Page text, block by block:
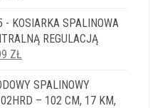
ZŁ.
WYNOSI:
4999,99 ZŁ.
KOSIARKA SPALINOWA
REGULACJĄ
ZŁ.
ZŁ
WYNOSI:
1199,99 ZŁ.
SPALINOWY
– 102 CM, 17 KM,